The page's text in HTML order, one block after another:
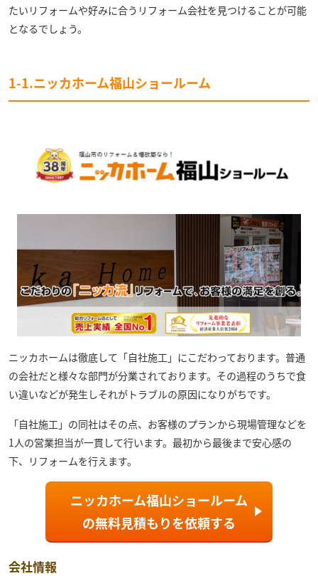
たいリフォームや好みに合うリフォーム会社を見つけることが可能
となるでしょう。
1-1.ニッカホーム福山ショールーム
ニッカホームは徹底して「自社施工」にこだわっております。普通
の会社だと様々な部門が分業されております。その過程のうちで食
い違いなどが発生しそれがトラブルの原因になりがちです。
「自社施工」の同社はその点、お客様のプランから現場管理などを
1人の営業担当が一貫して行います。最初から最後まで安心感の
下、リフォームを行えます。
ニッカホーム福山ショールーム
の無料見積もりを依頼する
会社情報